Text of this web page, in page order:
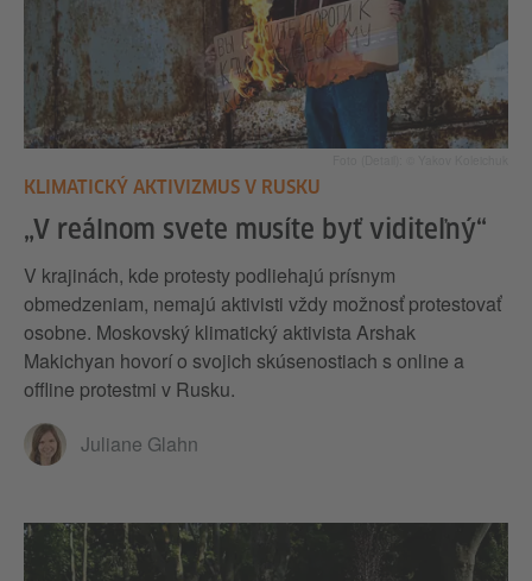
KLIMATICKÝ AKTIVIZMUS V RUSKU
„V reálnom svete musíte byť viditeľný“
V krajinách, kde protesty podliehajú prísnym
obmedzeniam, nemajú aktivisti vždy možnosť protestovať
osobne. Moskovský klimatický aktivista Arshak
Makichyan hovorí o svojich skúsenostiach s online a
offline protestmi v Rusku.
Juliane Glahn